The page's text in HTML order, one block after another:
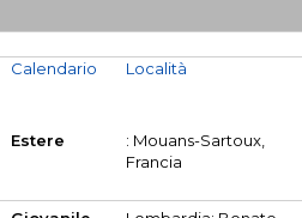
Calendario
Estere
Località
: Mouans-Sartoux,
Francia